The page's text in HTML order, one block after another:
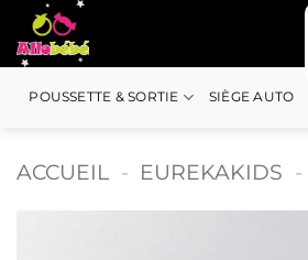
Passer
au
contenu
POUSSETTE & SORTIE SIÈGE AUTO
ACCUEIL - EUREKAKIDS -